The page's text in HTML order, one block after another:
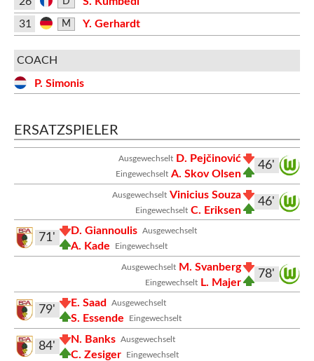
31
M Y. Gerhardt
COACH
P. Simonis
ERSATZSPIELER
46'
Ausgewechselt D. Pejčinović
Eingewechselt A. Skov Olsen
46'
Ausgewechselt Vinicius Souza
Eingewechselt C. Eriksen
Ausgewechselt
D. Giannoulis
Eingewechselt
A. Kade
71'
78'
Ausgewechselt M. Svanberg
Eingewechselt L. Majer
Ausgewechselt
E. Saad
Eingewechselt
S. Essende
79'
Ausgewechselt
N. Banks
Eingewechselt
C. Zesiger
84'